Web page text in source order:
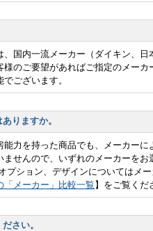
、国内一流メーカー（ダイキン、
様のご要望があればご指定のメー
ございます。
りますか。
力を持った商品でも、メーカー
せんので、いずれのメーカーを
プション、デザインについてはメー
「メーカー」比較一覧 】をご覧くだ
さい。